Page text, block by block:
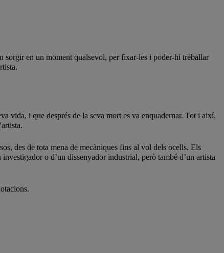
sorgir en un moment qualsevol, per fixar-les i poder-hi treballar
vida, i que després de la seva mort es va enquadernar. Tot i així,
des de tota mena de mecàniques fins al vol dels ocells. Els
o d’un dissenyador industrial, però també d’un artista